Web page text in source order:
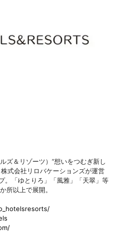
ズ＆リゾーツ）“想いをつむぎ新し
式会社リロバケーションズが運営
。「ゆとりろ」「風雅」「天翠」等
所以上で展開。